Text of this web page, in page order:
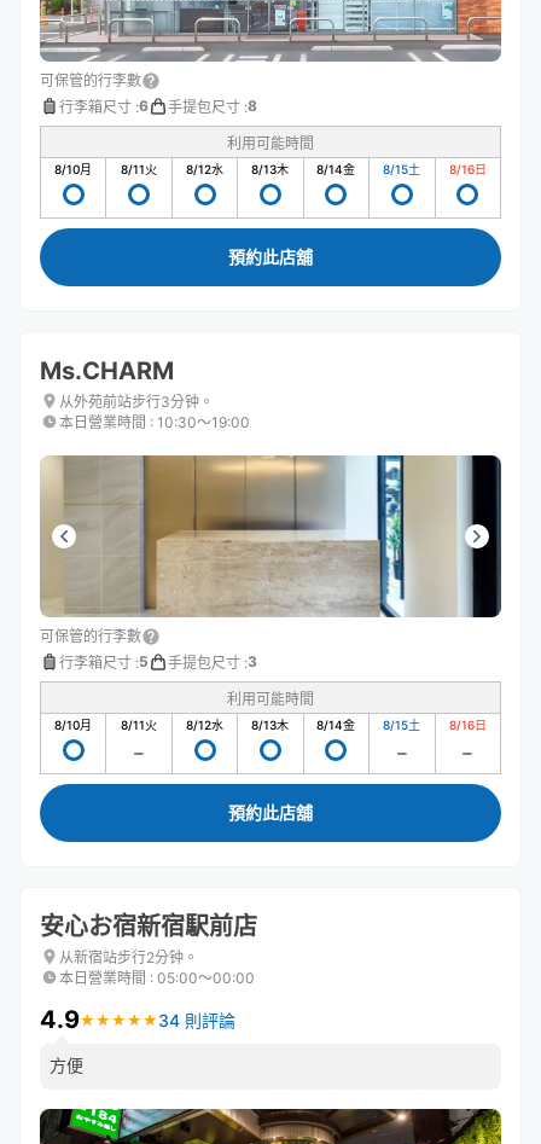
可保管的行李數
行李箱尺寸 :6 手提包尺寸 :8
利用可能時間
8/10月 8/11火 8/12水 8/13木 8/14金 8/15土 8/16日
預約此店舖
Ms.CHARM
从外苑前站步行3分钟。
本日營業時間 : 10:30〜19:00
可保管的行李數
行李箱尺寸 :5 手提包尺寸 :3
利用可能時間
8/10月 8/11火 8/12水 8/13木 8/14金 8/15土 8/16日
預約此店舖
安心お宿新宿駅前店
从新宿站步行2分钟。
本日營業時間 : 05:00〜00:00
4.9★ ★ ★ ★ ★
★ ★ ★ ★ ★ 34 則評論
方便